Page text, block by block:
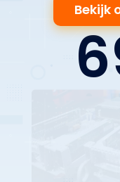
Bekijk